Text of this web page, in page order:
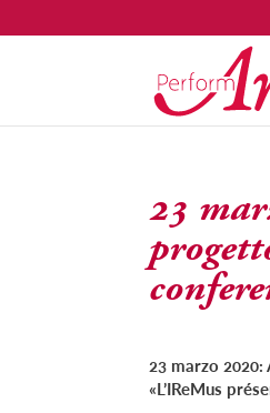
23
23 marzo
«L’IReMus